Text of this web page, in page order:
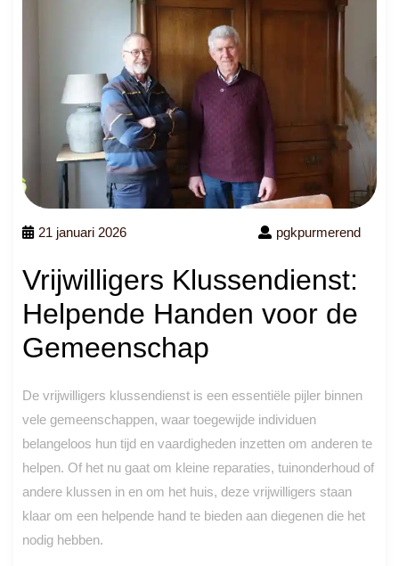
21 januari 2026 pgkpurmerend
Vrijwilligers Klussendienst:
Helpende Handen voor de
Gemeenschap
De vrijwilligers klussendienst is een essentiële pijler binnen
vele gemeenschappen, waar toegewijde individuen
belangeloos hun tijd en vaardigheden inzetten om anderen te
helpen. Of het nu gaat om kleine reparaties, tuinonderhoud of
andere klussen in en om het huis, deze vrijwilligers staan
klaar om een helpende hand te bieden aan diegenen die het
nodig hebben.